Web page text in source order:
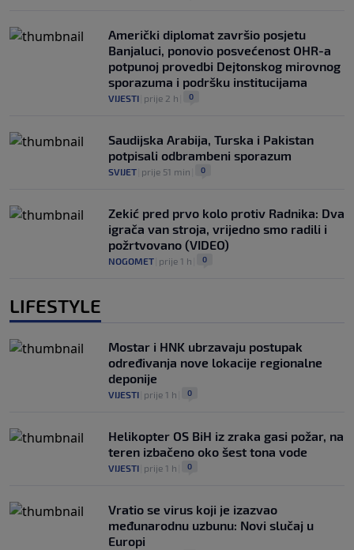
Američki diplomat završio posjetu
Banjaluci, ponovio posvećenost OHR-a
potpunoj provedbi Dejtonskog mirovnog
sporazuma i podršku institucijama
VIJESTI prije 2 h 0
Saudijska Arabija, Turska i Pakistan
potpisali odbrambeni sporazum
SVIJET prije 51 min 0
Zekić pred prvo kolo protiv Radnika: Dva
igrača van stroja, vrijedno smo radili i
požrtvovano (VIDEO)
NOGOMET prije 1 h 0
LIFESTYLE
Mostar i HNK ubrzavaju postupak
određivanja nove lokacije regionalne
deponije
VIJESTI prije 1 h 0
Helikopter OS BiH iz zraka gasi požar, na
teren izbačeno oko šest tona vode
VIJESTI prije 1 h 0
Vratio se virus koji je izazvao
međunarodnu uzbunu: Novi slučaj u
Europi